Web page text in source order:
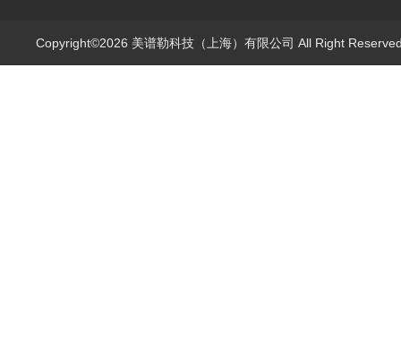
Copyright©2026 美谱勒科技（上海）有限公司 All Right